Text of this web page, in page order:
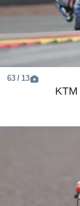
13 / 63